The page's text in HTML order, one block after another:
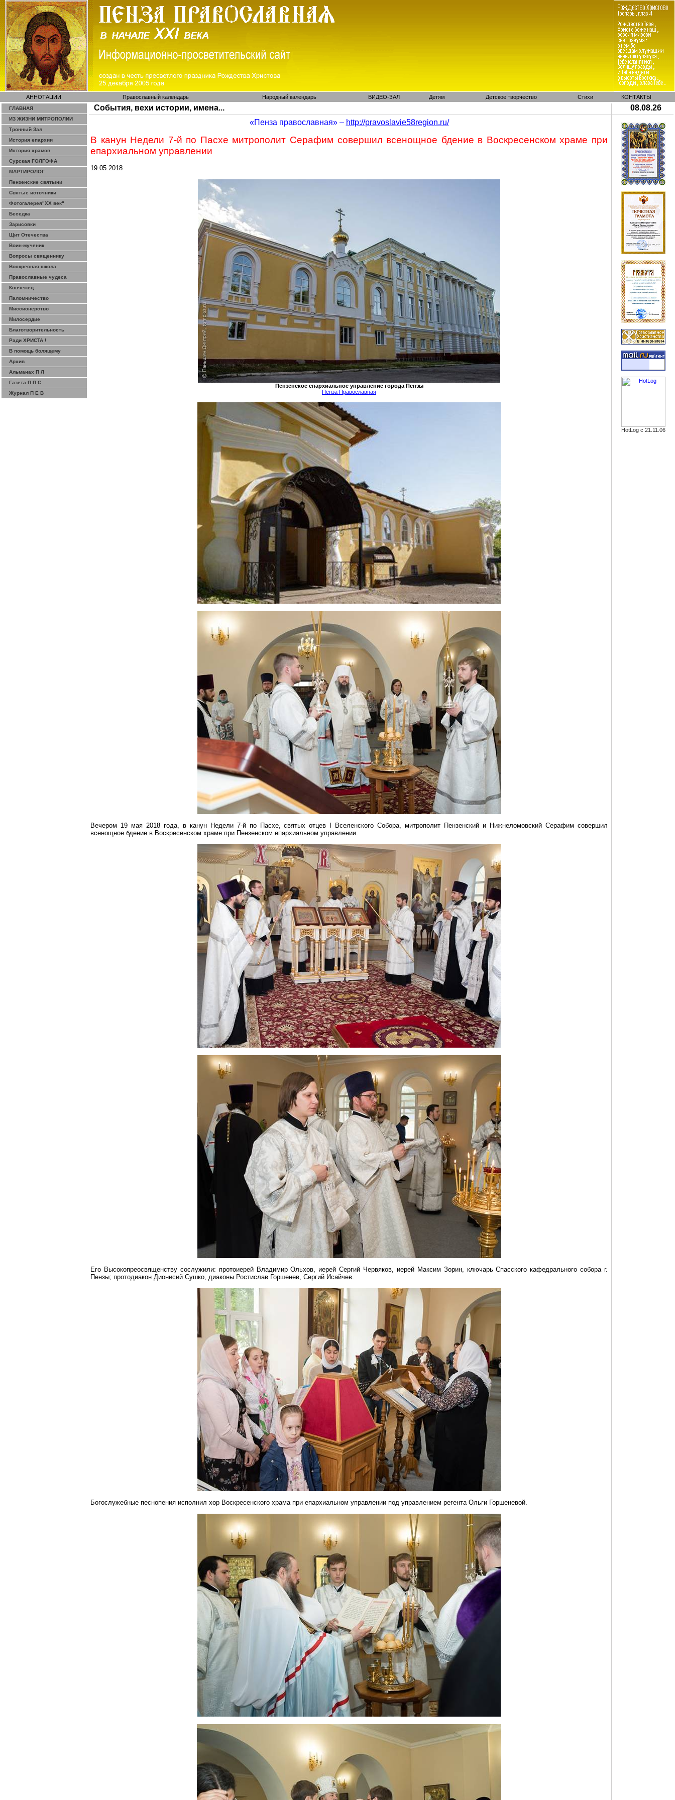
АННОТАЦИИ Православный календарь Народный календарь ВИДЕО-ЗАЛ Детям Детское творчество Стихи КОНТАКТЫ
ГЛАВНАЯ
ИЗ ЖИЗНИ МИТРОПОЛИИ
Тронный Зал
История епархии
История храмов
Сурская ГОЛГОФА
МАРТИРОЛОГ
Пензенские святыни
Святые источники
Фотогалерея"ХХ век"
Беседка
Зарисовки
Щит Отечества
Воин-мученик
Вопросы священнику
Воскресная школа
Православные чудеса
Ковчежец
Паломничество
Миссионерство
Милосердие
Благотворительность
Ради ХРИСТА !
В помощь болящему
Архив
Альманах П Л
Газета П П С
Журнал П Е В
События, вехи истории, имена...
08.08.26
«Пенза православная» – http://pravoslavie58region.ru/
В канун Недели 7-й по Пасхе митрополит Серафим совершил всенощное бдение в Воскресенском храме при
епархиальном управлении
19.05.2018
Пензенское епархиальное управление города Пензы
Пенза Православная
Вечером 19 мая 2018 года, в канун Недели 7-й по Пасхе, святыхотцев I Вселенского Собора, митрополит Пензенский и Нижнеломовский Серафим совершил
всенощное бдение в Воскресенском храме при Пензенском епархиальном управлении.
Его Высокопреосвященству сослужили: протоиерей ВладимирОльхов, иерей Сергий Червяков, иерей Максим Зорин, ключарь Спасского кафедрального собора г.
Пензы; протодиакон Дионисий Сушко, диаконы Ростислав Горшенев, Сергий Исайчев.
Богослужебные песнопения исполнил хор Воскресенского храма при епархиальном управлении под управлением регента Ольги Горшеневой.
HotLog с 21.11.06